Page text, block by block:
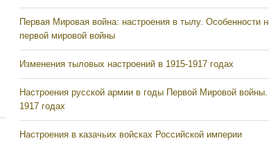
Первая Мировая война: настроения в тылу. Особенности
первой мировой войны
Изменения тыловых настроений в 1915-1917 годах
Настроения русской армии в годы Первой Мировой
1917 годах
Настроения в казачьих войсках Российской империи